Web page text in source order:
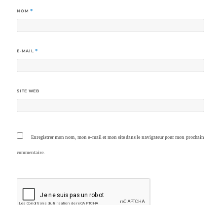
NOM *
E-MAIL *
SITE WEB
Enregistrer mon nom, mon e-mail et mon site dans le navigateur pour mon prochain
commentaire.